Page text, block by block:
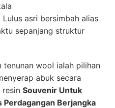
asri bersimbah alias
sepanjang struktur
tenunan wool ialah pilihan
abuk secara
Souvenir Untuk
Perdagangan Berjangka